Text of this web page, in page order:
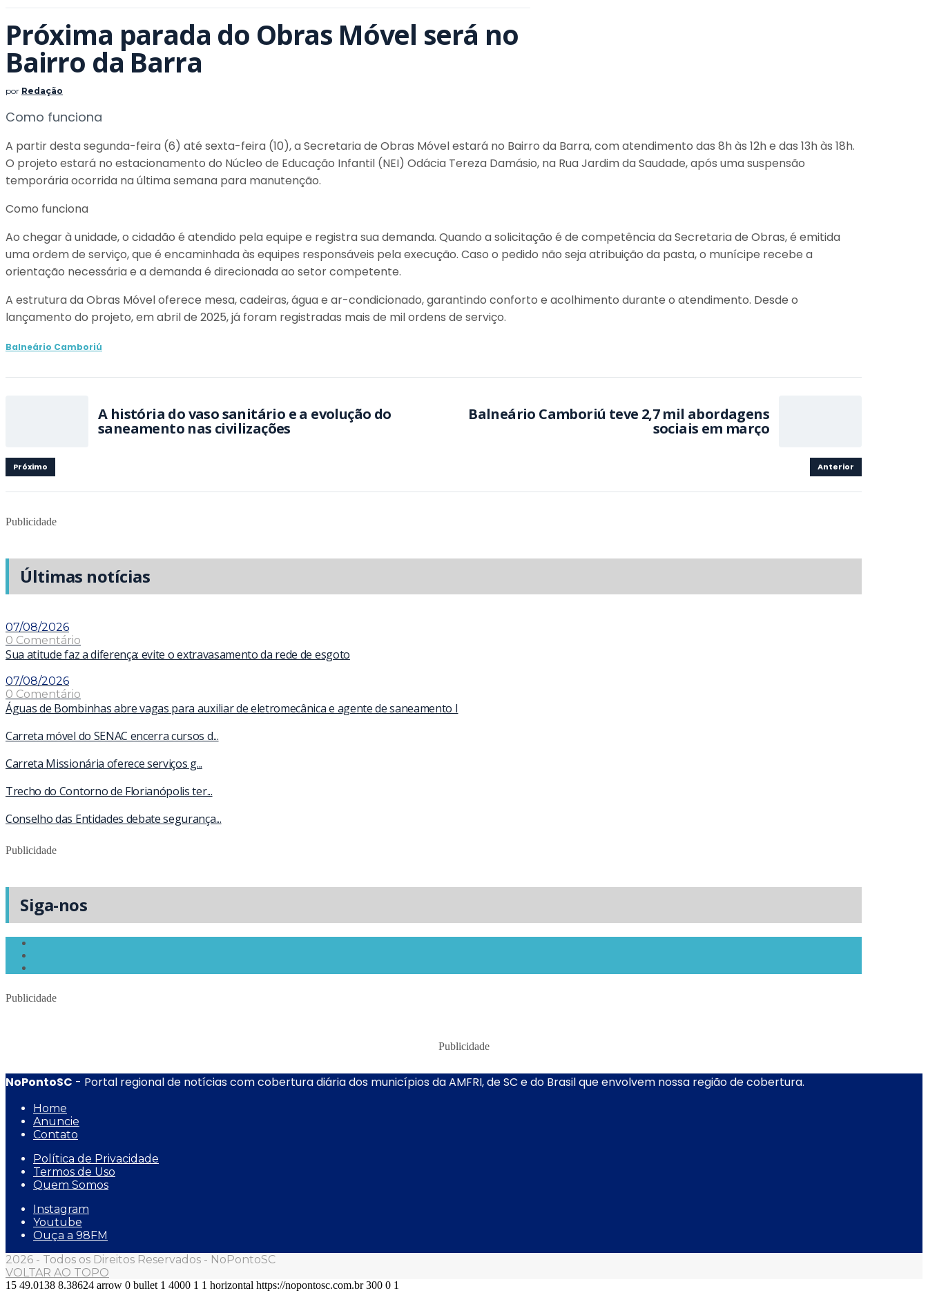
Próxima parada do Obras Móvel será no
Bairro da Barra
por Redação
Como funciona
A partir desta segunda-feira (6) até sexta-feira (10), a Secretaria de Obras Móvel estará no Bairro da Barra, com atendimento das 8h às 12h e das 13h às 18h.
O projeto estará no estacionamento do Núcleo de Educação Infantil (NEI) Odácia Tereza Damásio, na Rua Jardim da Saudade, após uma suspensão
temporária ocorrida na última semana para manutenção.
Como funciona
Ao chegar à unidade, o cidadão é atendido pela equipe e registra sua demanda. Quando a solicitação é de competência da Secretaria de Obras, é emitida
uma ordem de serviço, que é encaminhada às equipes responsáveis pela execução. Caso o pedido não seja atribuição da pasta, o munícipe recebe a
orientação necessária e a demanda é direcionada ao setor competente.
A estrutura da Obras Móvel oferece mesa, cadeiras, água e ar-condicionado, garantindo conforto e acolhimento durante o atendimento. Desde o
lançamento do projeto, em abril de 2025, já foram registradas mais de mil ordens de serviço.
Balneário Camboriú
A história do vaso sanitário e a evolução do
saneamento nas civilizações
Próximo
Balneário Camboriú teve 2,7 mil abordagens
sociais em março
Anterior
Publicidade
Últimas notícias
07/08/2026
0 Comentário
Sua atitude faz a diferença: evite o extravasamento da rede de esgoto
07/08/2026
0 Comentário
Águas de Bombinhas abre vagas para auxiliar de eletromecânica e agente de saneamento I
Carreta móvel do SENAC encerra cursos d...
Carreta Missionária oferece serviços g...
Trecho do Contorno de Florianópolis ter...
Conselho das Entidades debate segurança...
Publicidade
Siga-nos
Publicidade
Publicidade
NoPontoSC - Portal regional de notícias com cobertura diária dos municípios da AMFRI, de SC e do Brasil que envolvem nossa região de cobertura.
Home
Anuncie
Contato
Política de Privacidade
Termos de Uso
Quem Somos
Instagram
Youtube
Ouça a 98FM
2026 - Todos os Direitos Reservados - NoPontoSC
VOLTAR AO TOPO
15 49.0138 8.38624 arrow 0 bullet 1 4000 1 1 horizontal https://nopontosc.com.br 300 0 1